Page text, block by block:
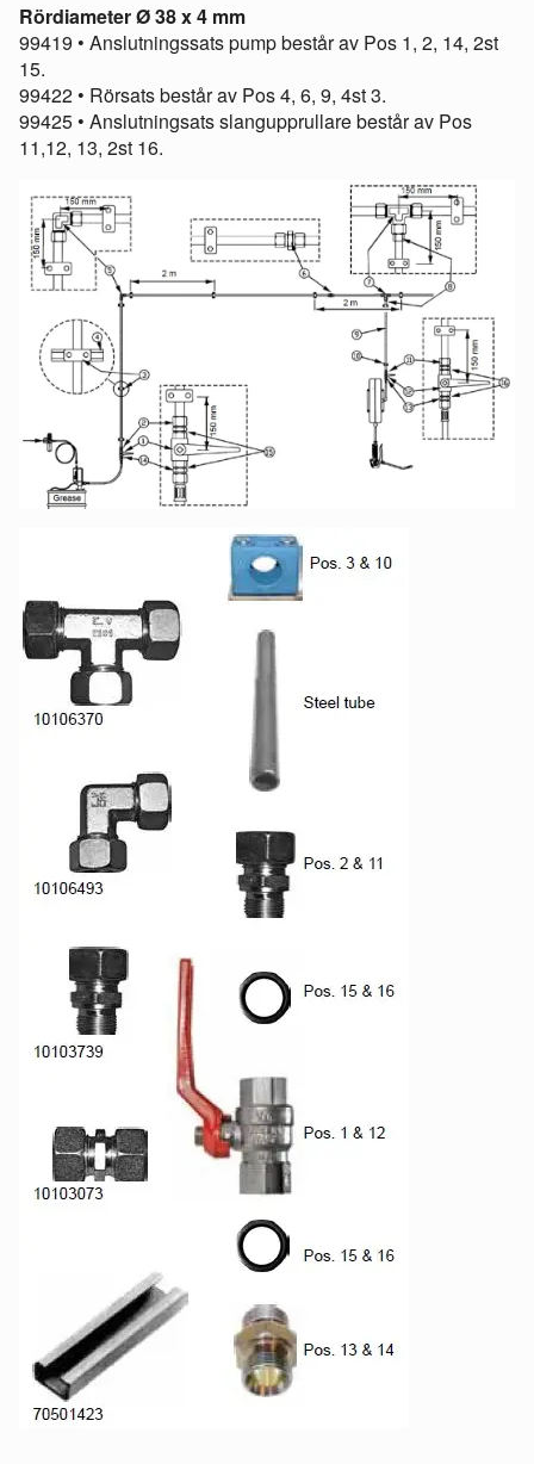
Rördiameter Ø 38 x 4 mm
99419 • Anslutningssats pump består av Pos 1, 2, 14, 2st
15.
99422 • Rörsats består av Pos 4, 6, 9, 4st 3.
99425 • Anslutningsats slangupprullare består av Pos
11,12, 13, 2st 16.